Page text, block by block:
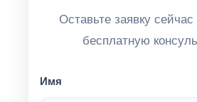
Оставьте заявку
бесплатную
Имя